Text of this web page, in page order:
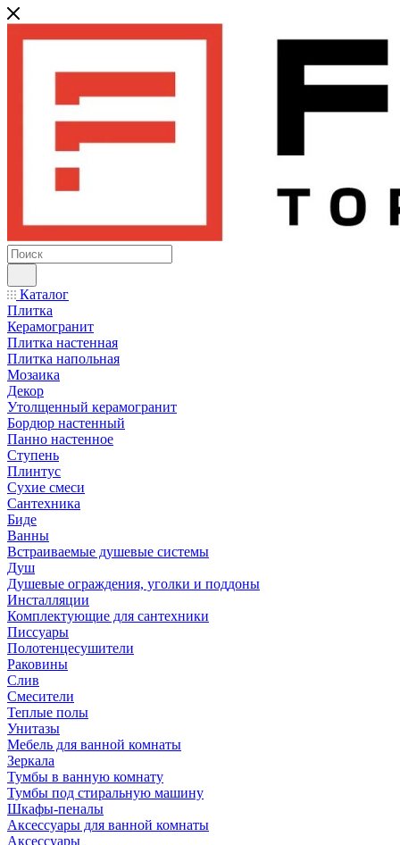
Каталог
Плитка
Керамогранит
Плитка настенная
Плитка напольная
Мозаика
Декор
Утолщенный керамогранит
Бордюр настенный
Панно настенное
Ступень
Плинтус
Сухие смеси
Сантехника
Биде
Ванны
Встраиваемые душевые системы
Душ
Душевые ограждения, уголки и поддоны
Инсталляции
Комплектующие для сантехники
Писсуары
Полотенцесушители
Раковины
Слив
Смесители
Теплые полы
Унитазы
Мебель для ванной комнаты
Зеркала
Тумбы в ванную комнату
Тумбы под стиральную машину
Шкафы-пеналы
Аксессуары для ванной комнаты
Аксессуары